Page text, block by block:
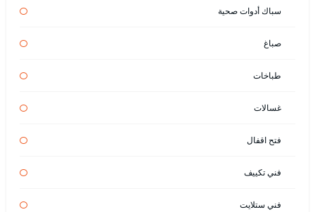
سباك أدوات صحية
صباغ
طباخات
غسالات
فتح اقفال
فني تكييف
فني ستلايت